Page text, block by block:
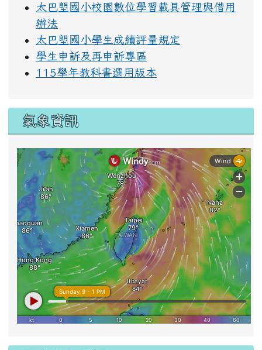
太巴塱國小校園數位學習載具管理與借用
辦法
太巴塱國小學生成績評量規定
學生申訴及再申訴專區
115學年教科書選用版本
氣象資訊